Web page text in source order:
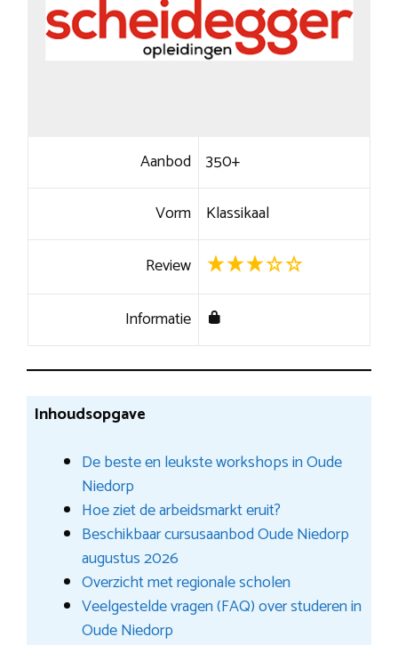
Aanbod 350+
Vorm Klassikaal
Review
Informatie
Inhoudsopgave
De beste en leukste workshops in Oude
Niedorp
Hoe ziet de arbeidsmarkt eruit?
Beschikbaar cursusaanbod Oude Niedorp
augustus 2026
Overzicht met regionale scholen
Veelgestelde vragen (FAQ) over studeren in
Oude Niedorp